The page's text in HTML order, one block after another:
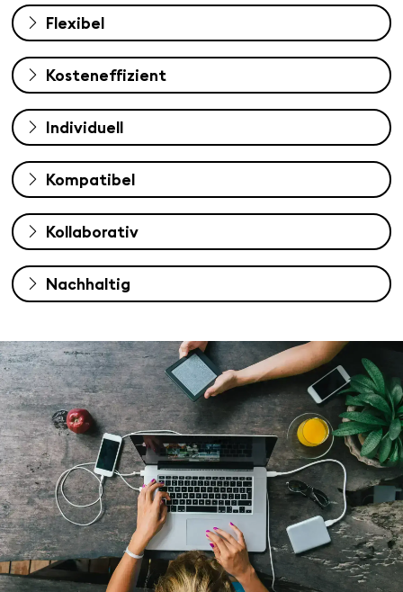
Flexibel
Kosteneffizient
Individuell
Kompatibel
Kollaborativ
Nachhaltig